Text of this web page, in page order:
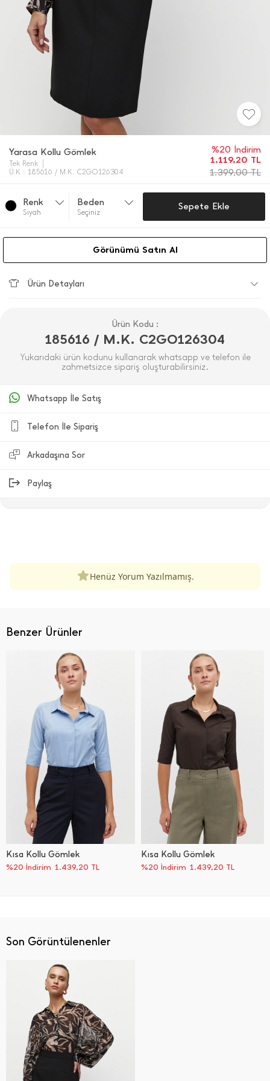
Yarasa Kollu Gömlek
Tek Renk
Ü.K : 185616 / M.K. C2GO126304
%20 İndirim
1.119,20 TL
1.399,00TL
Renk
Si̇yah
Beden
Seçiniz
Sepete Ekle
Görünümü Satın Al
Ürün Detayları
Ürün Kodu :
185616 / M.K. C2GO126304
Yukarıdaki ürün kodunu kullanarak whatsapp ve telefon ile
zahmetsizce sipariş oluşturabilirsiniz.
Whatsapp İle Satış
Telefon İle Sipariş
Arkadaşına Sor
Paylaş
Henüz Yorum Yazılmamış.
Benzer Ürünler
Kısa Kollu Gömlek
%20 İndirim 1.439,20 TL
Kısa Kollu Gömlek
%20 İndirim 1.439,20 TL
Son Görüntülenenler